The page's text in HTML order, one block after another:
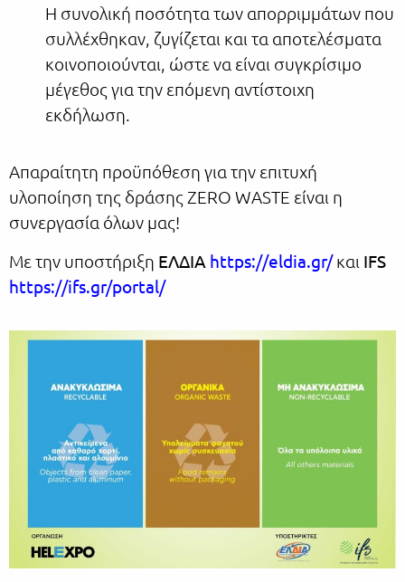
Η συνολική ποσότητα των απορριμμάτων που
συλλέχθηκαν, ζυγίζεται και τα αποτελέσματα
κοινοποιούνται, ώστε να είναι συγκρίσιμο
μέγεθος για την επόμενη αντίστοιχη
εκδήλωση.
Απαραίτητη προϋπόθεση για την επιτυχή
υλοποίηση της δράσης ZERO WASTE είναι η
συνεργασία όλων μας!
Με την υποστήριξη ΕΛΔΙΑ https://eldia.gr/και IFS
https://ifs.gr/portal/